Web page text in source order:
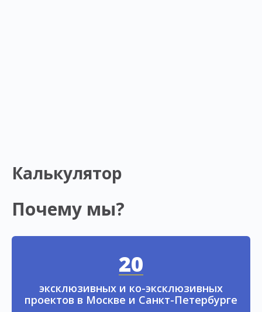
Калькулятор
Почему мы?
20
эксклюзивных и ко-эксклюзивных
проектов в Москве и Санкт-Петербурге